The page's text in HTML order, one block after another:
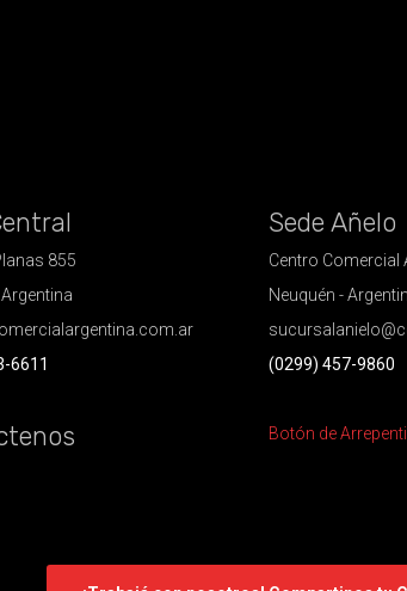
855
6611
Sede Añelo
Centro Comercial
Neuquén -
(0299) 457-9860
Botón de